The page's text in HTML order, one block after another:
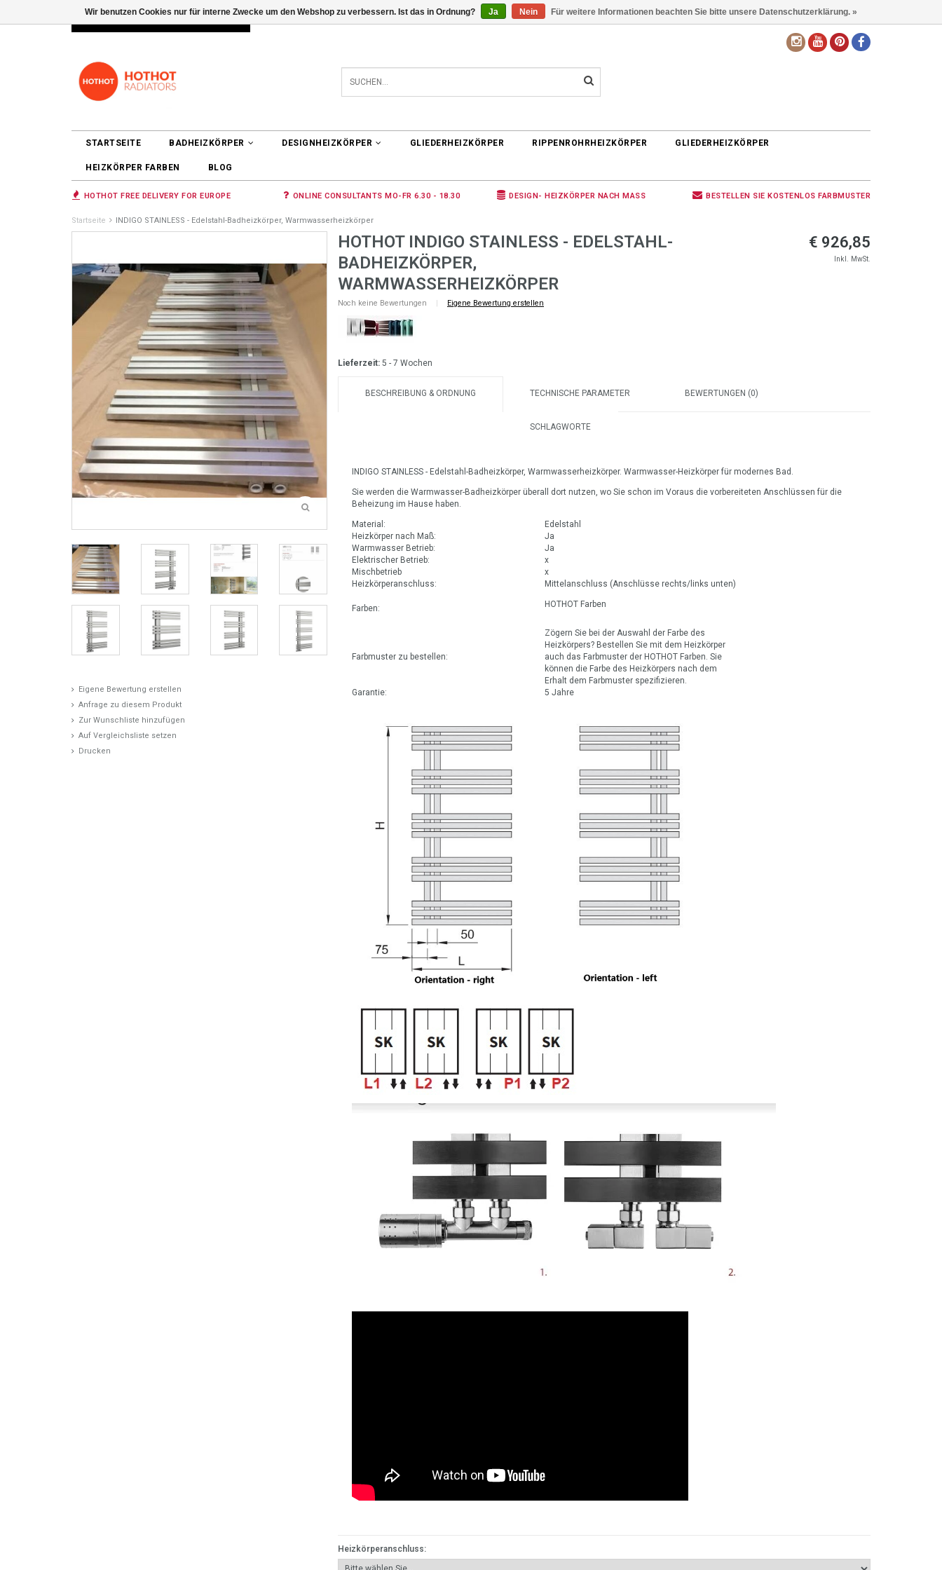
INFO@RADIATORS.SHOP ANMELDEN 0 ARTIKEL €0,00 DE
STARTSEITE BADHEIZKÖRPER DESIGNHEIZKÖRPER GLIEDERHEIZKÖRPER RIPPENROHRHEIZKÖRPER GLIEDERHEIZKÖRPER
HEIZKÖRPER FARBEN BLOG
HOTHOT FREE DELIVERY FOR EUROPE ONLINE CONSULTANTS MO-FR 6.30 - 18.30 DESIGN- HEIZKÖRPER NACH MASS BESTELLEN SIE KOSTENLOS FARBMUSTER
Startseite INDIGO STAINLESS - Edelstahl-Badheizkörper, Warmwasserheizkörper
Eigene Bewertung erstellen
Anfrage zu diesem Produkt
Zur Wunschliste hinzufügen
Auf Vergleichsliste setzen
Drucken
HOTHOT INDIGO STAINLESS - EDELSTAHL-
BADHEIZKÖRPER,
WARMWASSERHEIZKÖRPER
Noch keine Bewertungen | Eigene Bewertung erstellen
€ 926,85
Inkl. MwSt.
Lieferzeit: 5 - 7 Wochen
BESCHREIBUNG & ORDNUNG TECHNISCHE PARAMETER BEWERTUNGEN (0)
SCHLAGWORTE
INDIGO STAINLESS - Edelstahl-Badheizkörper, Warmwasserheizkörper. Warmwasser-Heizkörper für modernes Bad.
Sie werden die Warmwasser-Badheizkörper überall dort nutzen, wo Sie schon im Voraus die vorbereiteten Anschlüssen für die
Beheizung im Hause haben.
Material:
Edelstahl
Heizkörper nach Maß:
Ja
Warmwasser Betrieb:
Ja
Elektrischer Betrieb:
x
Mischbetrieb
x
Heizkörperanschluss:
Mittelanschluss (Anschlüsse rechts/links unten)
Farben: HOTHOT Farben
Farbmuster zu bestellen:
Zögern Sie bei der Auswahl der Farbe des
Heizkörpers? Bestellen Sie mit dem Heizkörper
auch das Farbmuster der HOTHOT Farben. Sie
können die Farbe des Heizkörpers nach dem
Erhalt dem Farbmuster spezifizieren.
Garantie:
5 Jahre
Heizkörperanschluss:
Wir benutzen Cookies nur für interne Zwecke um den Webshop zu verbessern. Ist das in Ordnung? Ja Nein Für weitere Informationen beachten Sie bitte unsere Datenschutzerklärung. »